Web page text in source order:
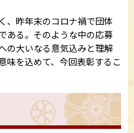
、昨年末のコロナ禍で団体
ある。そのような中の応募
の大いなる意気込みと理解
味を込めて、今回表彰するこ